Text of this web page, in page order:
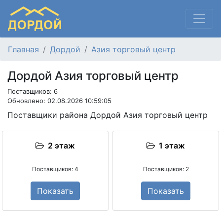
Главная Дордой Азия торговый центр
Дордой Азия торговый центр
Поставщиков: 6
Обновлено: 02.08.2026 10:59:05
Поставщики района Дордой Азия торговый центр
2 этаж
Поставщиков: 4
Показать
1 этаж
Поставщиков: 2
Показать